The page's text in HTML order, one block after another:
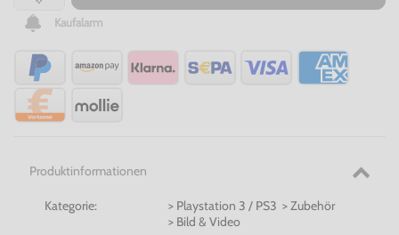
Kaufalarm
Produktinformationen
Kategorie:
> Playstation 3 / PS3 > Zubehör
> Bild & Video